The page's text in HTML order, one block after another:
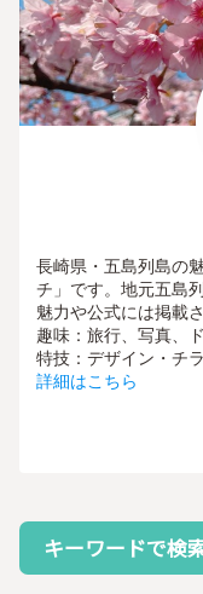
長崎県・五島列島の
チ」です。地元五島
魅力や公式には掲載
趣味：旅行、写真、
特技：デザイン・チ
詳細はこちら
キーワードで検